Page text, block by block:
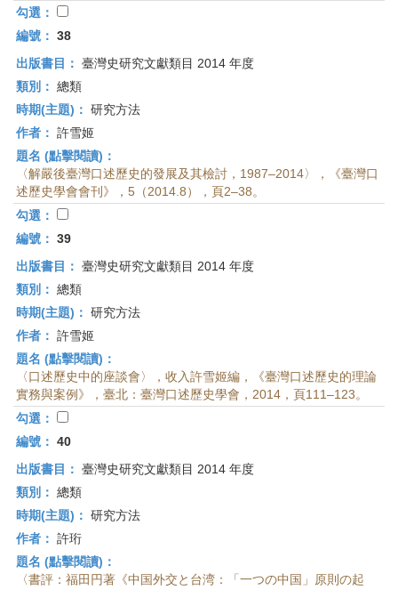
勾選：
編號： 38
出版書目： 臺灣史研究文獻類目 2014 年度
類別： 總類
時期(主題)： 研究方法
作者： 許雪姬
題名 (點擊閱讀)：
〈解嚴後臺灣口述歷史的發展及其檢討，1987–2014〉，《臺灣口
述歷史學會會刊》，5（2014.8），頁2–38。
勾選：
編號： 39
出版書目： 臺灣史研究文獻類目 2014 年度
類別： 總類
時期(主題)： 研究方法
作者： 許雪姬
題名 (點擊閱讀)：
〈口述歷史中的座談會〉，收入許雪姬編，《臺灣口述歷史的理論
實務與案例》，臺北：臺灣口述歷史學會，2014，頁111–123。
勾選：
編號： 40
出版書目： 臺灣史研究文獻類目 2014 年度
類別： 總類
時期(主題)： 研究方法
作者： 許珩
題名 (點擊閱讀)：
〈書評：福田円著《中国外交と台湾：「一つの中国」原則の起